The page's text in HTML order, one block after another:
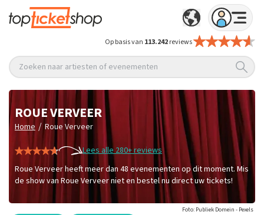
Op basis van 113.242reviews
Zoeken naar artiesten of evenementen
ROUE VERVEER
Home / Roue Verveer
Lees alle 280+ reviews
Roue Verveer heeft meer dan 48 evenementen op dit moment. Mis
de show van Roue Verveer niet en bestel nu direct uw tickets!
Foto: Publiek Domein - Pexels